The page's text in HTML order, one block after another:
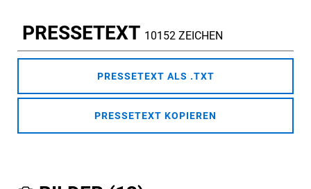
PRESSETEXT 10152 ZEICHEN
PRESSETEXT ALS .TXT
PRESSETEXT KOPIEREN